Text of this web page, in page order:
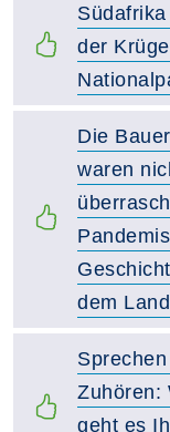
Südafrika
der
Die
waren
dem
Zuhören:
geht es